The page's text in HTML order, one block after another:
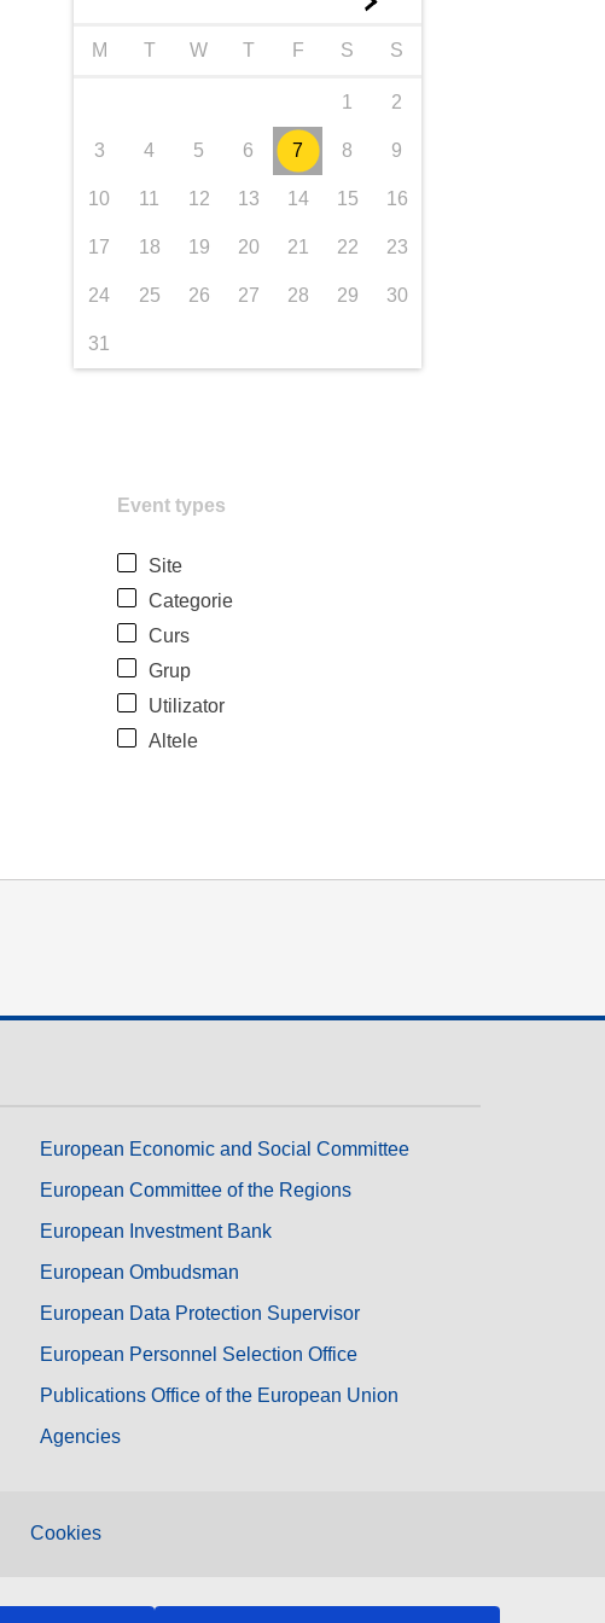
M T W T F S S
1 2
3 4 5 6 7 8 9
10 11 12 13 14 15 16
17 18 19 20 21 22 23
24 25 26 27 28 29 30
31
Event types
Site
Categorie
Curs
Grup
Utilizator
Altele
European Economic and Social Committee
European Committee of the Regions
European Investment Bank
European Ombudsman
European Data Protection Supervisor
European Personnel Selection Office
Publications Office of the European Union
Agencies
Cookies